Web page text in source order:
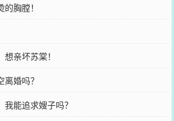
胸膛！
亲坏苏棠！
婚吗？
能追求嫂子吗？